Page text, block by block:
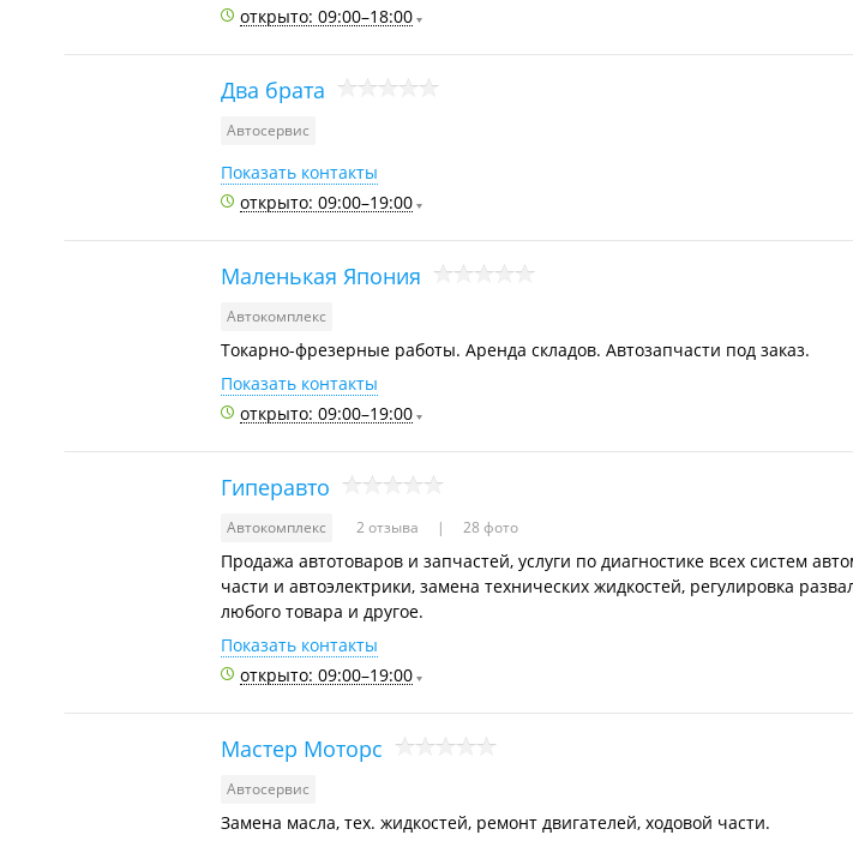
открыто: 09:00–18:00
Два брата
Автосервис
Показать контакты
открыто: 09:00–19:00
Маленькая Япония
Автокомплекс
Токарно-фрезерные работы. Аренда складов. Автозапчасти под заказ.
Показать контакты
открыто: 09:00–19:00
Гиперавто
Автокомплекс 2 отзыва 28 фото
Продажа автотоваров и запчастей, услуги по диагностике всех систем
части и автоэлектрики, замена технических жидкостей, регулировка
любого товара и другое.
Показать контакты
открыто: 09:00–19:00
Мастер Моторс
Автосервис
Замена масла, тех. жидкостей, ремонт двигателей, ходовой части.